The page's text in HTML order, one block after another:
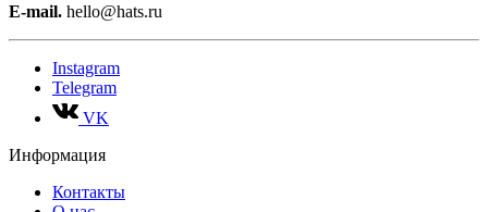
E-mail. hello@hats.ru
Instagram
Telegram
VK
Информация
Контакты